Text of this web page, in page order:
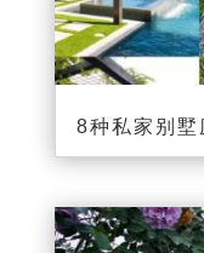
8种私家别墅